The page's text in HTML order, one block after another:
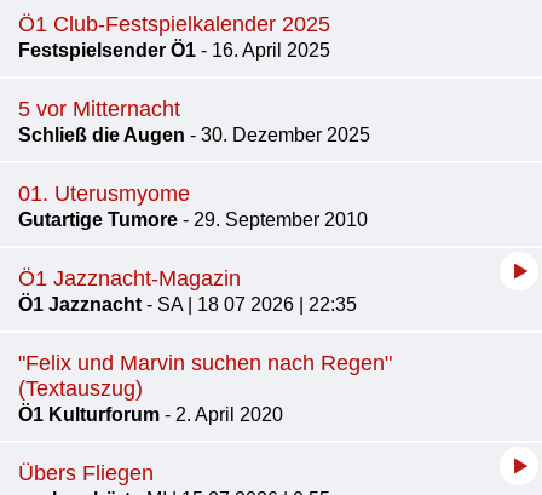
Ö1 Club-Festspielkalender 2025
Festspielsender Ö1 - 16. April 2025
5 vor Mitternacht
Schließ die Augen - 30. Dezember 2025
01. Uterusmyome
Gutartige Tumore - 29. September 2010
Ö1 Jazznacht-Magazin
Ö1 Jazznacht - SA | 18 07 2026 | 22:35
"Felix und Marvin suchen nach Regen"
(Textauszug)
Ö1 Kulturforum - 2. April 2020
Übers Fliegen